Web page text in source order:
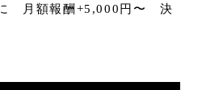
月額報酬+5,000円〜 決